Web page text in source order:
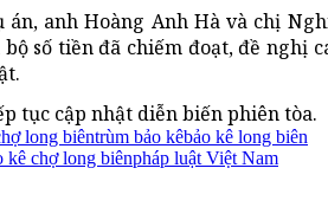
anh Hoàng Anh Hà và chị
số tiền đã chiếm đoạt, đề nghị
tục cập nhật diễn biến phiên tòa.
long biêntrùm bảo kêbảo kê long biên
kê chợ long biênpháp luật Việt Nam